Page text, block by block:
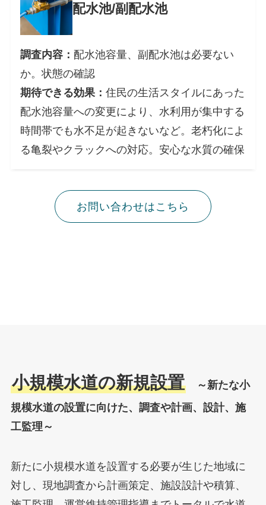
配水池/副配水池
調査内容： 配水池容量、副配水池は必要ない
か。状態の確認
期待できる効果：住民の生活スタイルにあった
配水池容量への変更により、水利用が集中する
時間帯でも水不足が起きないなど。老朽化によ
る亀裂やクラックへの対応。安心な水質の確保
お問い合わせはこちら
小規模水道の新規設置
～新たな小
規模水道の設置に向けた、調査や計画、設計、施
工監理～
新たに小規模水道を設置する必要が生じた地域に
対し、現地調査から計画策定、施設設計や積算、